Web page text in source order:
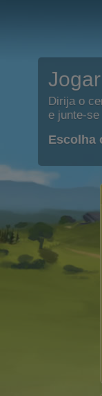
Dirija o
e junte-
Escolha